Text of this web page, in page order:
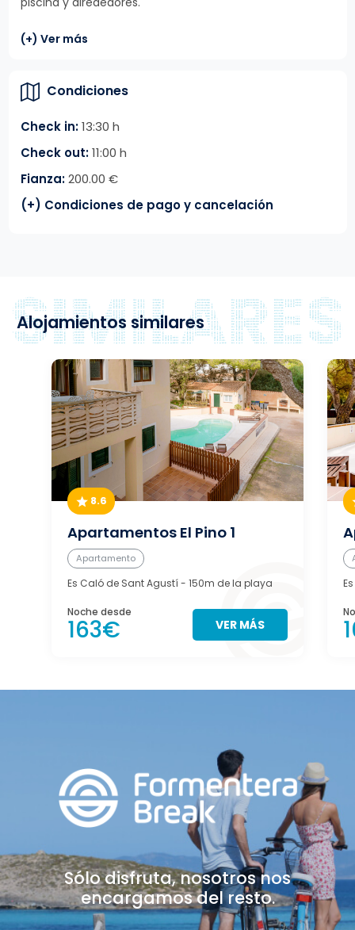
(+) Ver más
Condiciones
Check in:13:30 h
Check out:11:00 h
Fianza:200.00 €
(+) Condiciones de pago y cancelación
Alojamientos similares
8.6
Apartamentos El Pino 1
Apartamento
Es Caló de Sant Agustí- 150m de la playa
Noche desde
163€ VER MÁS
Sólo disfruta, nosotrosnos
encargamos del resto.